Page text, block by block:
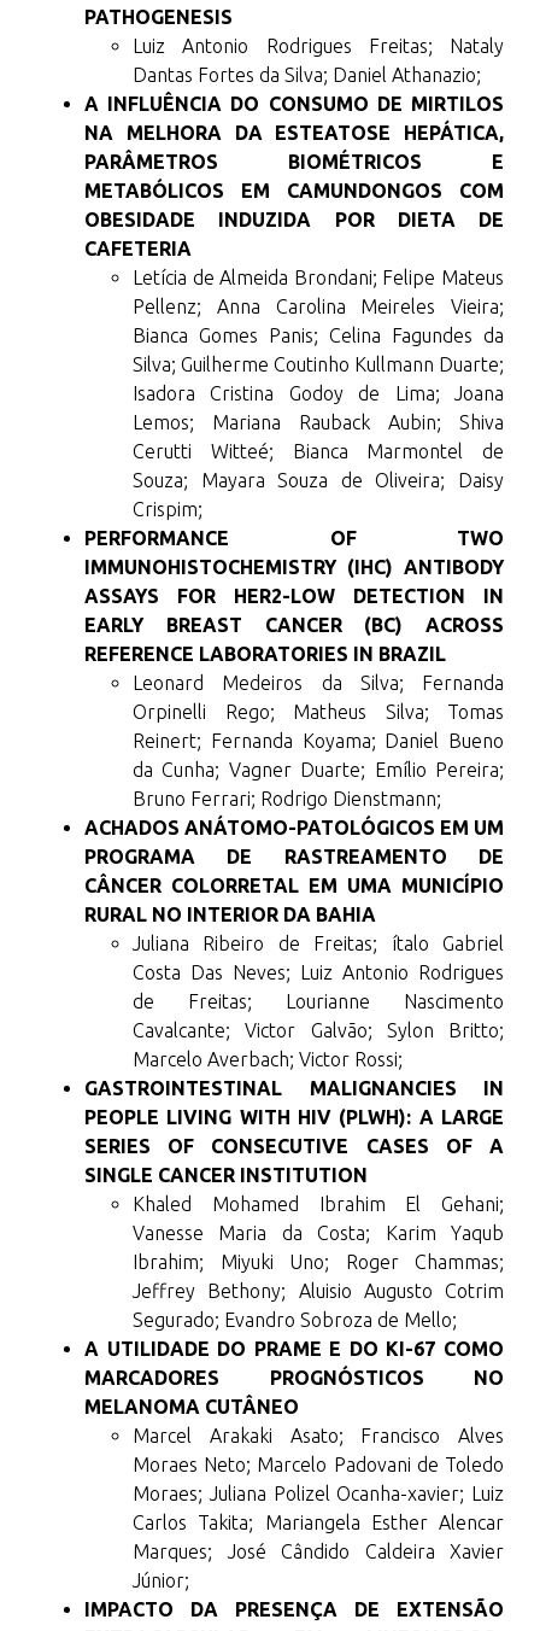
PATHOGENESIS
Luiz Antonio Rodrigues Freitas; Nataly
Dantas Fortes da Silva; Daniel Athanazio;
A INFLUÊNCIA DO CONSUMO DE MIRTILOS
NA MELHORA DA ESTEATOSE HEPÁTICA,
PARÂMETROS BIOMÉTRICOS E
METABÓLICOS EM CAMUNDONGOS COM
OBESIDADE INDUZIDA POR DIETA DE
CAFETERIA
Letícia de Almeida Brondani; Felipe Mateus
Pellenz; Anna Carolina Meireles Vieira;
Bianca Gomes Panis; Celina Fagundes da
Silva; Guilherme Coutinho Kullmann Duarte;
Isadora Cristina Godoy de Lima; Joana
Lemos; Mariana Rauback Aubin; Shiva
Cerutti Witteé; Bianca Marmontel de
Souza; Mayara Souza de Oliveira; Daisy
Crispim;
PERFORMANCE OF TWO
IMMUNOHISTOCHEMISTRY (IHC) ANTIBODY
ASSAYS FOR HER2-LOW DETECTION IN
EARLY BREAST CANCER (BC) ACROSS
REFERENCE LABORATORIES IN BRAZIL
Leonard Medeiros da Silva; Fernanda
Orpinelli Rego; Matheus Silva; Tomas
Reinert; Fernanda Koyama; Daniel Bueno
da Cunha; Vagner Duarte; Emílio Pereira;
Bruno Ferrari; Rodrigo Dienstmann;
ACHADOS ANÁTOMO-PATOLÓGICOS EM UM
PROGRAMA DE RASTREAMENTO DE
CÂNCER COLORRETAL EM UMA MUNICÍPIO
RURAL NO INTERIOR DA BAHIA
Juliana Ribeiro de Freitas; ítalo Gabriel
Costa Das Neves; Luiz Antonio Rodrigues
de Freitas; Lourianne Nascimento
Cavalcante; Victor Galvão; Sylon Britto;
Marcelo Averbach; Victor Rossi;
GASTROINTESTINAL MALIGNANCIES IN
PEOPLE LIVING WITH HIV (PLWH): A LARGE
SERIES OF CONSECUTIVE CASES OF A
SINGLE CANCER INSTITUTION
Khaled Mohamed Ibrahim El Gehani;
Vanesse Maria da Costa; Karim Yaqub
Ibrahim; Miyuki Uno; Roger Chammas;
Jeffrey Bethony; Aluisio Augusto Cotrim
Segurado; Evandro Sobroza de Mello;
A UTILIDADE DO PRAME E DO KI-67 COMO
MARCADORES PROGNÓSTICOS NO
MELANOMA CUTÂNEO
Marcel Arakaki Asato; Francisco Alves
Moraes Neto; Marcelo Padovani de Toledo
Moraes; Juliana Polizel Ocanha-xavier; Luiz
Carlos Takita; Mariangela Esther Alencar
Marques; José Cândido Caldeira Xavier
Júnior;
IMPACTO DA PRESENÇA DE EXTENSÃO